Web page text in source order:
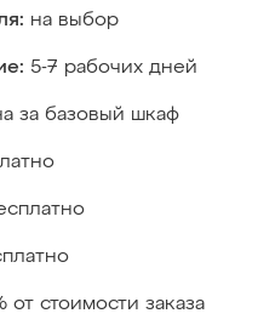
на выбор
5-7 рабочих дней
за базовый шкаф
от стоимости заказа